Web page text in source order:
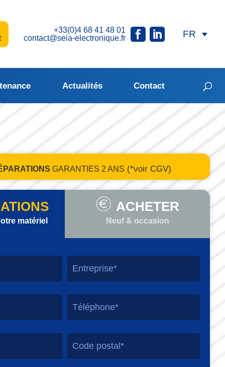
+33(0)4 68 41 48 01
contact@seia-electronique.fr
Actualités Contact
GARANTIES 2 ANS (*voir CGV)
matériel
ACHETER
Neuf & occasion